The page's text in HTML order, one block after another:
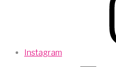
Instagram